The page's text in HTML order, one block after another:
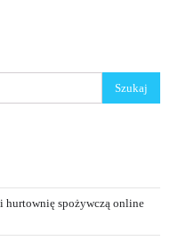
hurtownię spożywczą online